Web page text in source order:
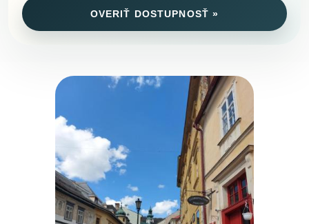
OVERIŤ DOSTUPNOSŤ »